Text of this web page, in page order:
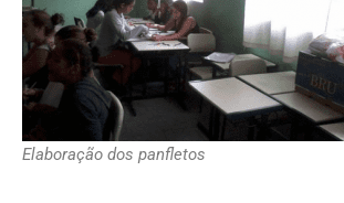
Elaboração dos panfletos